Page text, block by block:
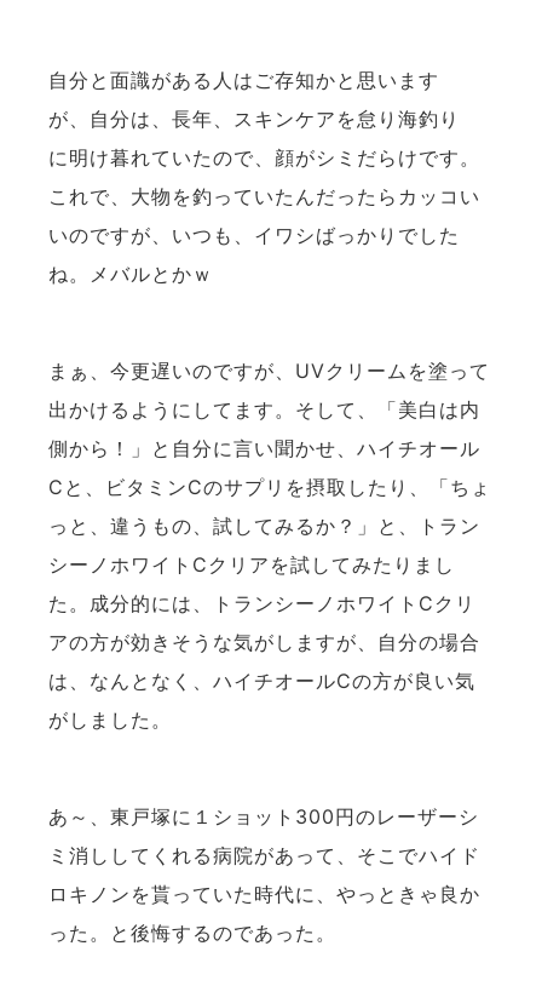
自分と面識がある人はご存知かと思います
が、自分は、長年、スキンケアを怠り海釣り
に明け暮れていたので、顔がシミだらけです。
これで、大物を釣っていたんだったらカッコい
いのですが、いつも、イワシばっかりでした
ね。メバルとかｗ
まぁ、今更遅いのですが、UVクリームを塗って
出かけるようにしてます。そして、「美白は内
側から！」と自分に言い聞かせ、ハイチオール
Cと、ビタミンCのサプリを摂取したり、「ちょ
っと、違うもの、試してみるか？」と、トラン
シーノホワイトCクリアを試してみたりまし
た。成分的には、トランシーノホワイトCクリ
アの方が効きそうな気がしますが、自分の場合
は、なんとなく、ハイチオールCの方が良い気
がしました。
あ～、東戸塚に１ショット300円のレーザーシ
ミ消ししてくれる病院があって、そこでハイド
ロキノンを貰っていた時代に、やっときゃ良か
った。と後悔するのであった。